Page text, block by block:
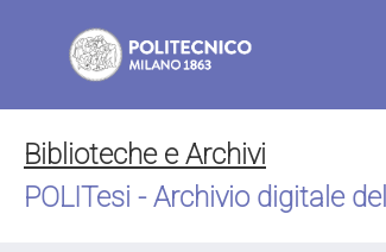
Biblioteche e Archivi
POLITesi - Archivio digitale